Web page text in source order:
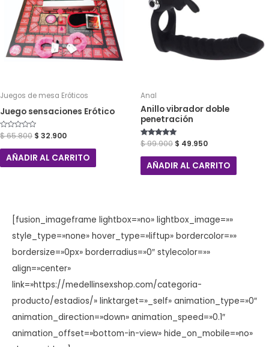
Juegos de mesa Eróticos
Juego sensaciones Erótico
Valorado
con
0
$65.800 $ 32.900
AÑADIR AL CARRITO
Anal
Anillo vibrador doble
penetración
Valorado con
5.00
de 5
$99.900 $ 49.950
AÑADIR AL CARRITO
[fusion_imageframe lightbox=»no» lightbox_image=»»
style_type=»none» hover_type=»liftup» bordercolor=»»
bordersize=»0px» borderradius=»0″ stylecolor=»»
align=»center»
link=»https://medellinsexshop.com/categoria-
producto/estadios/» linktarget=»_self» animation_type=»0″
animation_direction=»down» animation_speed=»0.1″
animation_offset=»bottom-in-view» hide_on_mobile=»no»